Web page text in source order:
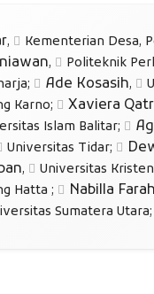
, Kementerian Desa,
, Politeknik
; Ade Kosasih,
Karno; Xaviera
Islam Balitar;
Universitas Tidar;
, Universitas
Hatta ; Nabilla
Sumatera Utara;